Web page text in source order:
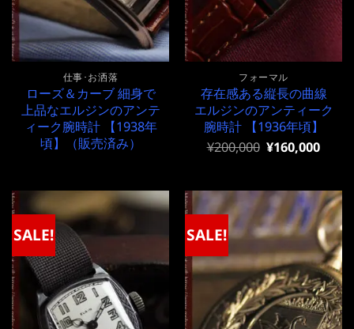
仕事･お洒落
ローズ＆カーブ 細身で
上品なエルジンのアンテ
ィーク腕時計 【1938年
頃】（販売済み）
フォーマル
存在感ある縦長の曲線
エルジンのアンティーク
腕時計 【1936年頃】
元
は
¥200,000
し
た。
¥200,000 現
格
は
¥200,000
で
¥160,000
SALE! SALE!